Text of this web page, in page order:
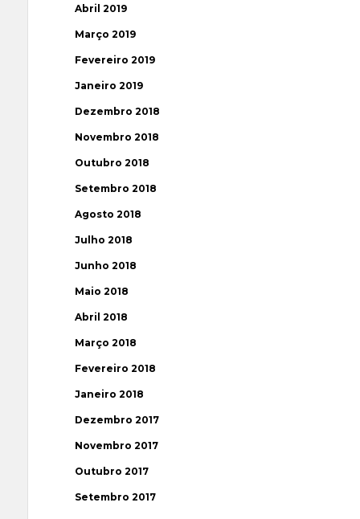
Abril 2019
Março 2019
Fevereiro 2019
Janeiro 2019
Dezembro 2018
Novembro 2018
Outubro 2018
Setembro 2018
Agosto 2018
Julho 2018
Junho 2018
Maio 2018
Abril 2018
Março 2018
Fevereiro 2018
Janeiro 2018
Dezembro 2017
Novembro 2017
Outubro 2017
Setembro 2017